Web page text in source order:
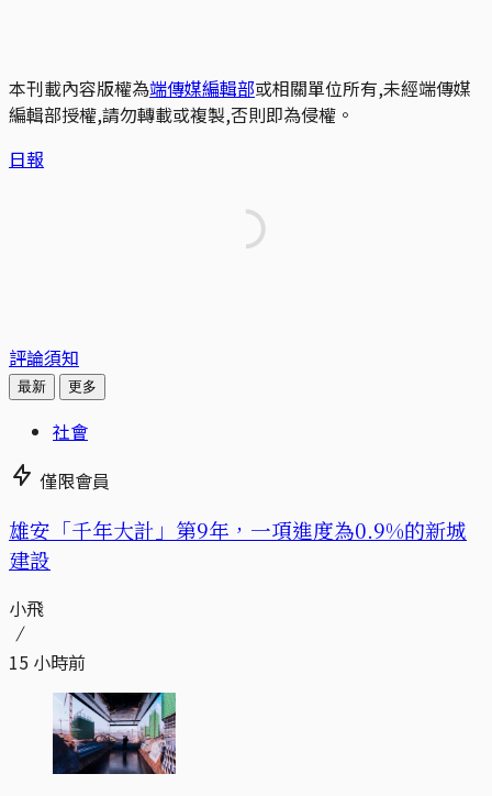
本刊載內容版權為端傳媒編輯部或相關單位所有,未經端傳媒
編輯部授權,請勿轉載或複製,否則即為侵權。
日報
評論須知
最新 更多
社會
僅限會員
​​雄安「千年大計」第9年，一項進度為0.9%的新城
建設
小飛
15 小時前